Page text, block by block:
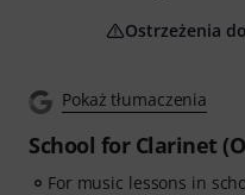
Pokaż tłumaczenia
School for Clarinet
For music lessons in
Ostrzeżenia